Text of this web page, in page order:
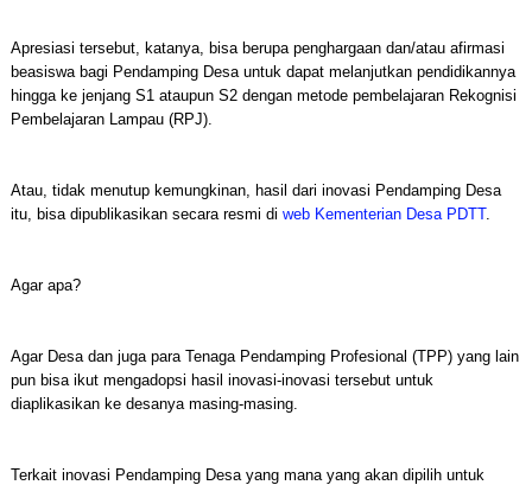
Apresiasi tersebut, katanya, bisa berupa penghargaan dan/atau afirmasi
beasiswa bagi Pendamping Desa untuk dapat melanjutkan pendidikannya
hingga ke jenjang S1 ataupun S2 dengan metode pembelajaran Rekognisi
Pembelajaran Lampau (RPJ).
Atau, tidak menutup kemungkinan, hasil dari inovasi Pendamping Desa
itu, bisa dipublikasikan secara resmi di web Kementerian Desa PDTT.
Agar apa?
Agar Desa dan juga para Tenaga Pendamping Profesional (TPP) yang lain
pun bisa ikut mengadopsi hasil inovasi-inovasi tersebut untuk
diaplikasikan ke desanya masing-masing.
Terkait inovasi Pendamping Desa yang mana yang akan dipilih untuk